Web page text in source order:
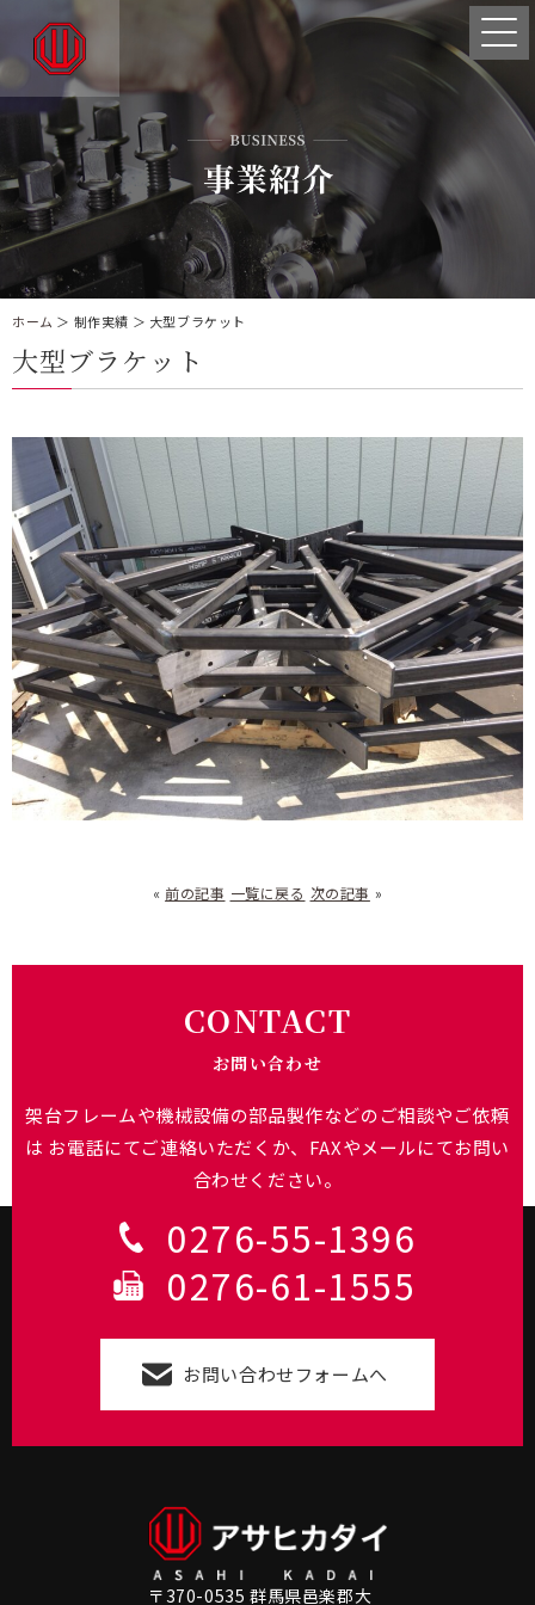
ホーム ＞ 制作実績 ＞ 大型ブラケット
大型ブラケット
« 前の記事 一覧に戻る 次の記事 »
CONTACT
お問い合わせ
架台フレームや機械設備の部品製作などのご相談やご依頼
は お電話にてご連絡いただくか、FAXやメールにてお問い
合わせください。
0276-55-1396
0276-61-1555
お問い合わせフォームへ
〒370-0535 群馬県邑楽郡大